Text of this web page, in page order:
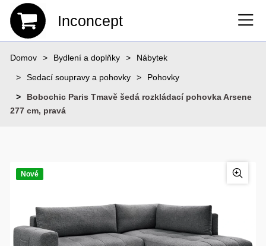
Inconcept
Domov Bydlení a doplňky Nábytek
Sedací soupravy a pohovky Pohovky
Bobochic Paris Tmavě šedá rozkládací pohovka Arsene
277 cm, pravá
Nové